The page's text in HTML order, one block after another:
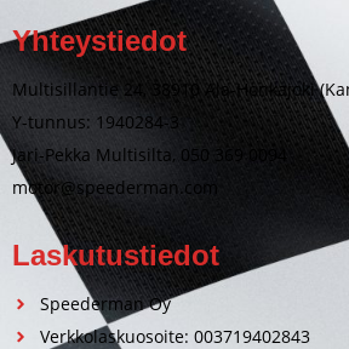
Yhteystiedot
Multisillantie 24, 38910 Ala-Honkajoki
Y-tunnus: 1940284-3
Jari-Pekka Multisilta, 050 369 0094
motor@speederman.com
Laskutustiedot
Speederman Oy
Verkkolaskuosoite: 003719402843